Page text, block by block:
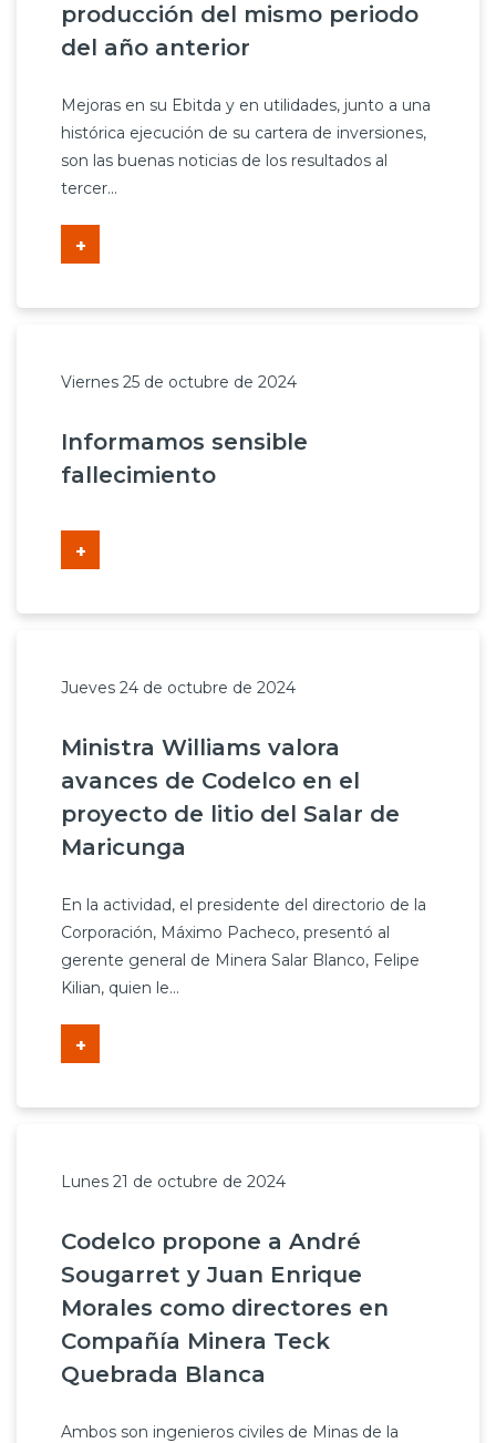
producción del mismo periodo
del año anterior
Mejoras en su Ebitda y en utilidades, junto a una
histórica ejecución de su cartera de inversiones,
son las buenas noticias de los resultados al
tercer...
+
Viernes 25 de octubre de 2024
Informamos sensible
fallecimiento
+
Jueves 24 de octubre de 2024
Ministra Williams valora
avances de Codelco en el
proyecto de litio del Salar de
Maricunga
En la actividad, el presidente del directorio de la
Corporación, Máximo Pacheco, presentó al
gerente general de Minera Salar Blanco, Felipe
Kilian, quien le...
+
Lunes 21 de octubre de 2024
Codelco propone a André
Sougarret y Juan Enrique
Morales como directores en
Compañía Minera Teck
Quebrada Blanca
Ambos son ingenieros civiles de Minas de la